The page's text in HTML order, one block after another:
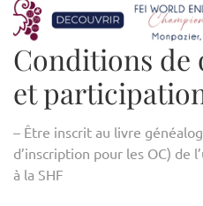
Conditions
et
– Être inscrit au livre
d’inscription pour les OC) de
à la SHF